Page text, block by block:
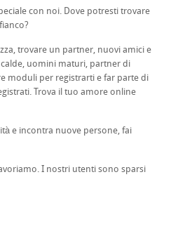
con noi. Dove potresti trovare
trovare un partner, nuovi amici e
uomini maturi, partner di
moduli per registrarti e far parte di
Trova il tuo amore online
e incontra nuove persone, fai
I nostri utenti sono sparsi